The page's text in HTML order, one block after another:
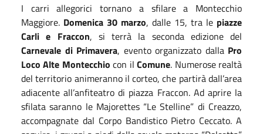
I carri allegorici tornano a sfilare a Montecchio
Maggiore. Domenica 30 marzo, dalle 15, tra le piazze
Carli e Fraccon, si terrà la seconda edizione del
Carnevale di Primavera, evento organizzato dalla Pro
Loco Alte Montecchio con ilComune. Numerose realtà
del territorio animeranno il corteo, che partirà dall’area
adiacente all’anfiteatro di piazza Fraccon. Ad aprire la
sfilata saranno le Majorettes “Le Stelline” di Creazzo,
accompagnate dal Corpo Bandistico Pietro Ceccato. A